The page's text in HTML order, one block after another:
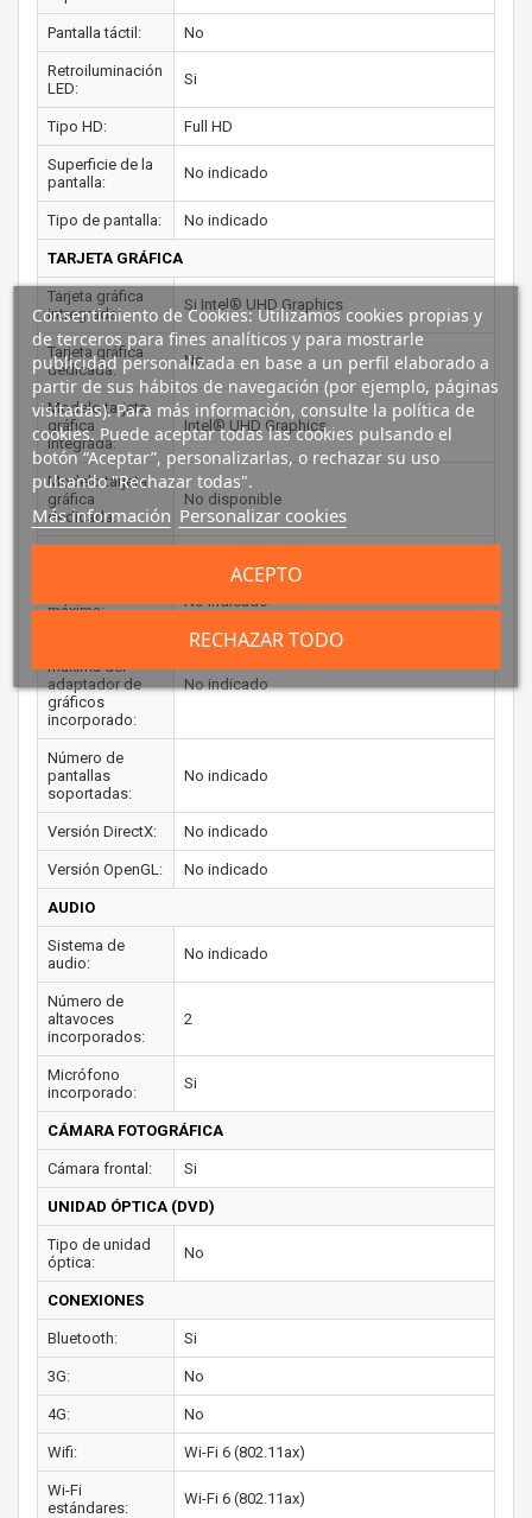
Pantalla táctil: No
Retroiluminación
LED:
Si
Tipo HD: Full HD
Superficie de la
pantalla:
No indicado
Tipo de pantalla: No indicado
TARJETA GRÁFICA
Tarjeta gráfica
intregrada:
Si Intel® UHD Graphics
Tarjeta gráfica
dedicada:
No
Modelo tarjeta
gráfica
integrada:
Intel® UHD Graphics
Modelo tarjeta
gráfica
dedicada:
No disponible
máxima:
No indicado
máxima del
adaptador de
gráficos
incorporado:
No indicado
Número de
pantallas
soportadas:
No indicado
Versión DirectX: No indicado
Versión OpenGL: No indicado
AUDIO
Sistema de
audio:
No indicado
Número de
altavoces
incorporados:
2
Micrófono
incorporado:
Si
CÁMARA FOTOGRÁFICA
Cámara frontal: Si
UNIDAD ÓPTICA (DVD)
Tipo de unidad
óptica:
No
CONEXIONES
Bluetooth: Si
3G: No
4G: No
Wifi: Wi-Fi 6 (802.11ax)
Wi-Fi
estándares:
Wi-Fi 6 (802.11ax)
Consentimiento de Cookies: Utilizamos cookies propias y
de terceros para fines analíticos y para mostrarle
publicidad personalizada en base a un perfil elaborado a
partir de sus hábitos de navegación (por ejemplo, páginas
visitadas). Para más información, consulte la política de
cookies. Puede aceptar todas las cookies pulsando el
botón “Aceptar”, personalizarlas, o rechazar su uso
pulsando "Rechazar todas".
Más información Personalizar cookies
RECHAZAR TODO
ACEPTO